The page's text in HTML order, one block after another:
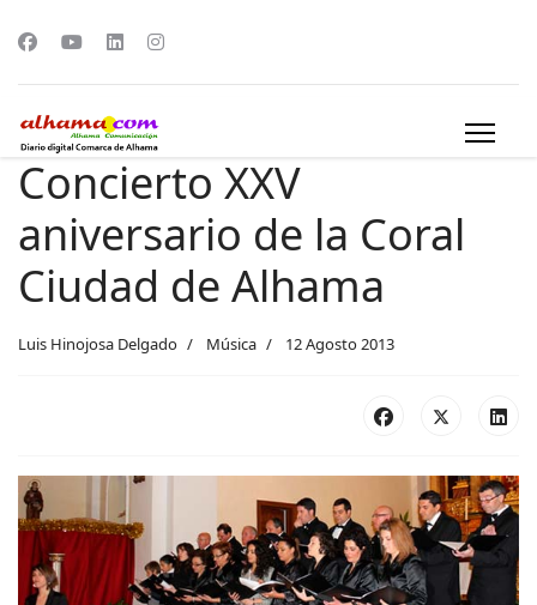
Concierto XXV
aniversario de la Coral
Ciudad de Alhama
Luis Hinojosa Delgado Música 12 Agosto 2013